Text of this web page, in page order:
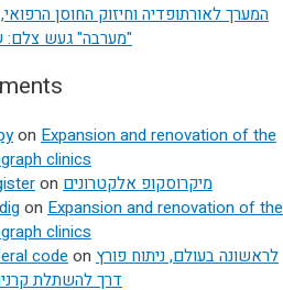
"מערבה" געש צלם:
on Expansion and renovation of the
clinics
on מיקרוסקופ אלקטרונים
on Expansion and renovation of the
clinics
code on לראשונה בעולם, ניתוח פורץ
דרך להשתלת